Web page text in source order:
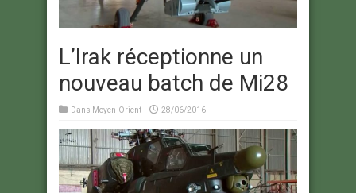
L’Irak réceptionne un
nouveau batch de Mi28
Dans Moyen-Orient 28/06/2016